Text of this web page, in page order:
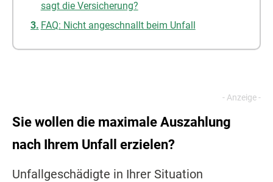
sagt die Versicherung?
FAQ: Nicht angeschnallt beim Unfall
Sie wollen die maximale Auszahlung
nach Ihrem Unfall erzielen?
Unfallgeschädigte in Ihrer Situation